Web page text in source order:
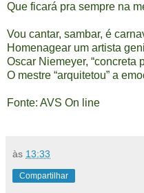
Que ficará pra sempre na
Vou cantar, sambar, é
Homenagear um
Oscar Niemeyer, “concreta
O mestre “arquitetou” a
Fonte: AVS On line
às 13:33
Compartilhar